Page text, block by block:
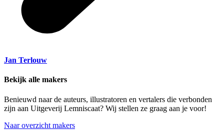
Jan Terlouw
Bekijk alle makers
Benieuwd naar de auteurs, illustratoren en vertalers die verbonden
zijn aan Uitgeverij Lemniscaat? Wij stellen ze graag aan je voor!
Naar overzicht makers